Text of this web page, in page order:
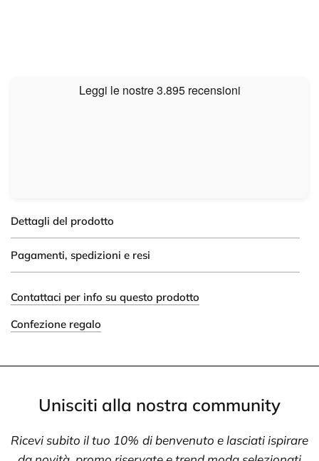
Dettagli del prodotto
Pagamenti, spedizioni e resi
Contattaci per info su questo prodotto
Confezione regalo
Unisciti alla nostra community
Ricevi subito il tuo 10% di benvenuto e lasciati ispirare